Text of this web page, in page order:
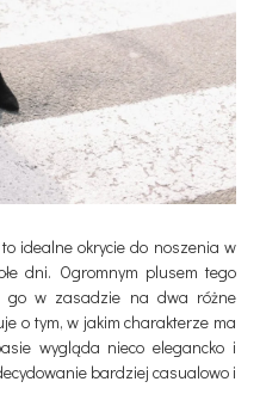
to idealne okrycie do noszenia w
dni. Ogromnym plusem tego
go w zasadzie na dwa różne
o tym, w jakim charakterze ma
wygląda nieco elegancko i
bardziej casualowo i